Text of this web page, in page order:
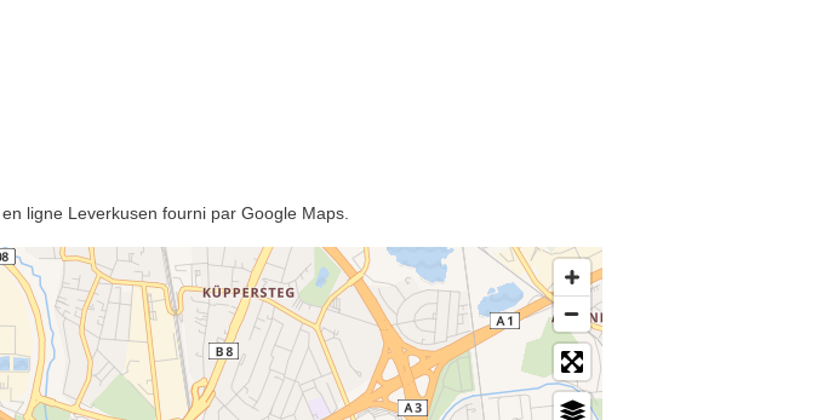
ligne Leverkusen fourni par Google Maps.